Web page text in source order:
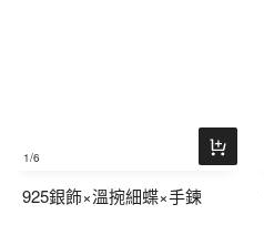
1/6
925銀飾×溫捥細蝶×手鍊